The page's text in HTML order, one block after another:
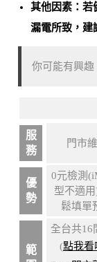
其他因素：若
漏電所致 ，
你可能有興趣
服
務
門市
優
勢
0元檢測
型不適
鬆填單
範
全台共16
(點我看